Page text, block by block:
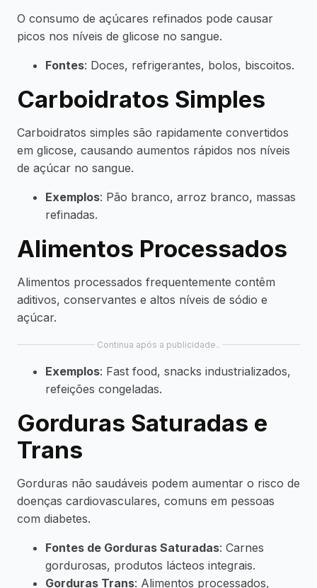
O consumo de açúcares refinados pode causar
picos nos níveis de glicose no sangue.
Fontes: Doces, refrigerantes, bolos, biscoitos.
Carboidratos Simples
Carboidratos simples são rapidamente convertidos
em glicose, causando aumentos rápidos nos níveis
de açúcar no sangue.
Exemplos: Pão branco, arroz branco, massas
refinadas.
Alimentos Processados
Alimentos processados frequentemente contêm
aditivos, conservantes e altos níveis de sódio e
açúcar.
Continua após a publicidade..
Exemplos: Fast food, snacks industrializados,
refeições congeladas.
Gorduras Saturadas e
Trans
Gorduras não saudáveis podem aumentar o risco de
doenças cardiovasculares, comuns em pessoas
com diabetes.
Fontes de Gorduras Saturadas: Carnes
gordurosas, produtos lácteos integrais.
Gorduras Trans: Alimentos processados,